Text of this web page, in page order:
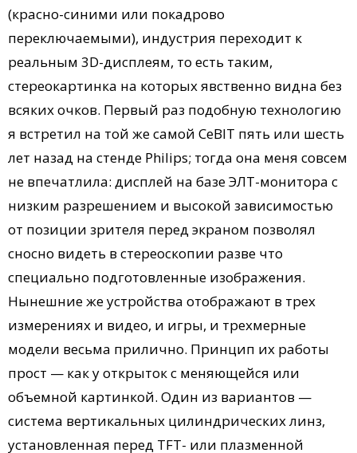
(красно-синими или покадрово
переключаемыми), индустрия переходит к
реальным 3D-дисплеям, то есть таким,
стереокартинка на которых явственно видна без
всяких очков. Первый раз подобную технологию
я встретил на той же самой CeBIT пять или шесть
лет назад на стенде Philips; тогда она меня совсем
не впечатлила: дисплей на базе ЭЛТ-монитора с
низким разрешением и высокой зависимостью
от позиции зрителя перед экраном позволял
сносно видеть в стереоскопии разве что
специально подготовленные изображения.
Нынешние же устройства отображают в трех
измерениях и видео, и игры, и трехмерные
модели весьма прилично. Принцип их работы
прост — как у открыток с меняющейся или
объемной картинкой. Один из вариантов —
система вертикальных цилиндрических линз,
установленная перед TFT- или плазменной